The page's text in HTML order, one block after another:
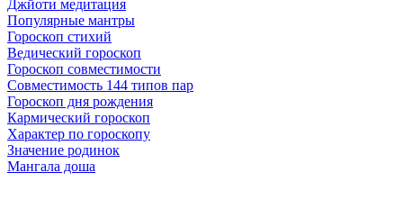
Джйоти медитация
Популярные мантры
Гороскоп стихий
Ведический гороскоп
Гороскоп совместимости
Совместимость 144 типов пар
Гороскоп дня рождения
Кармический гороскоп
Характер по гороскопу
Значение родинок
Мангала доша